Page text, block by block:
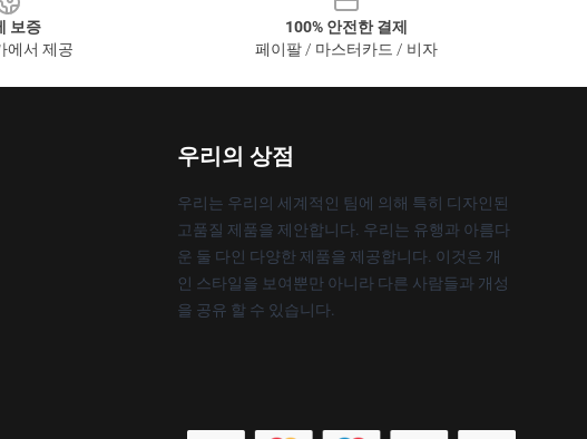
보증
에서 제공
100% 안전한 결제
페이팔 / 마스터카드 / 비자
우리의 상점
우리는 우리의 세계적인 팀에 의해 특히 디자인된
고품질 제품을 제안합니다. 우리는 유행과 아름다
운 둘 다인 다양한 제품을 제공합니다. 이것은 개
인 스타일을 보여뿐만 아니라 다른 사람들과 개성
을 공유 할 수 있습니다.